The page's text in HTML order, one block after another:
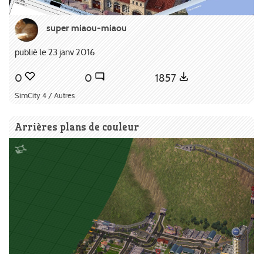
super miaou-miaou
publié le 23 janv 2016
0 0 1857
SimCity 4 / Autres
Arrières plans de couleur